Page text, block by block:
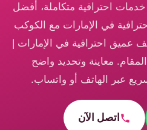
احترافية متكاملة، أفضل
في الإمارات مع الكوكب
عميق احترافية في الإمارات |
معاينة وتحديد واضح
عبر الهاتف أو واتساب.
اتصل الآن